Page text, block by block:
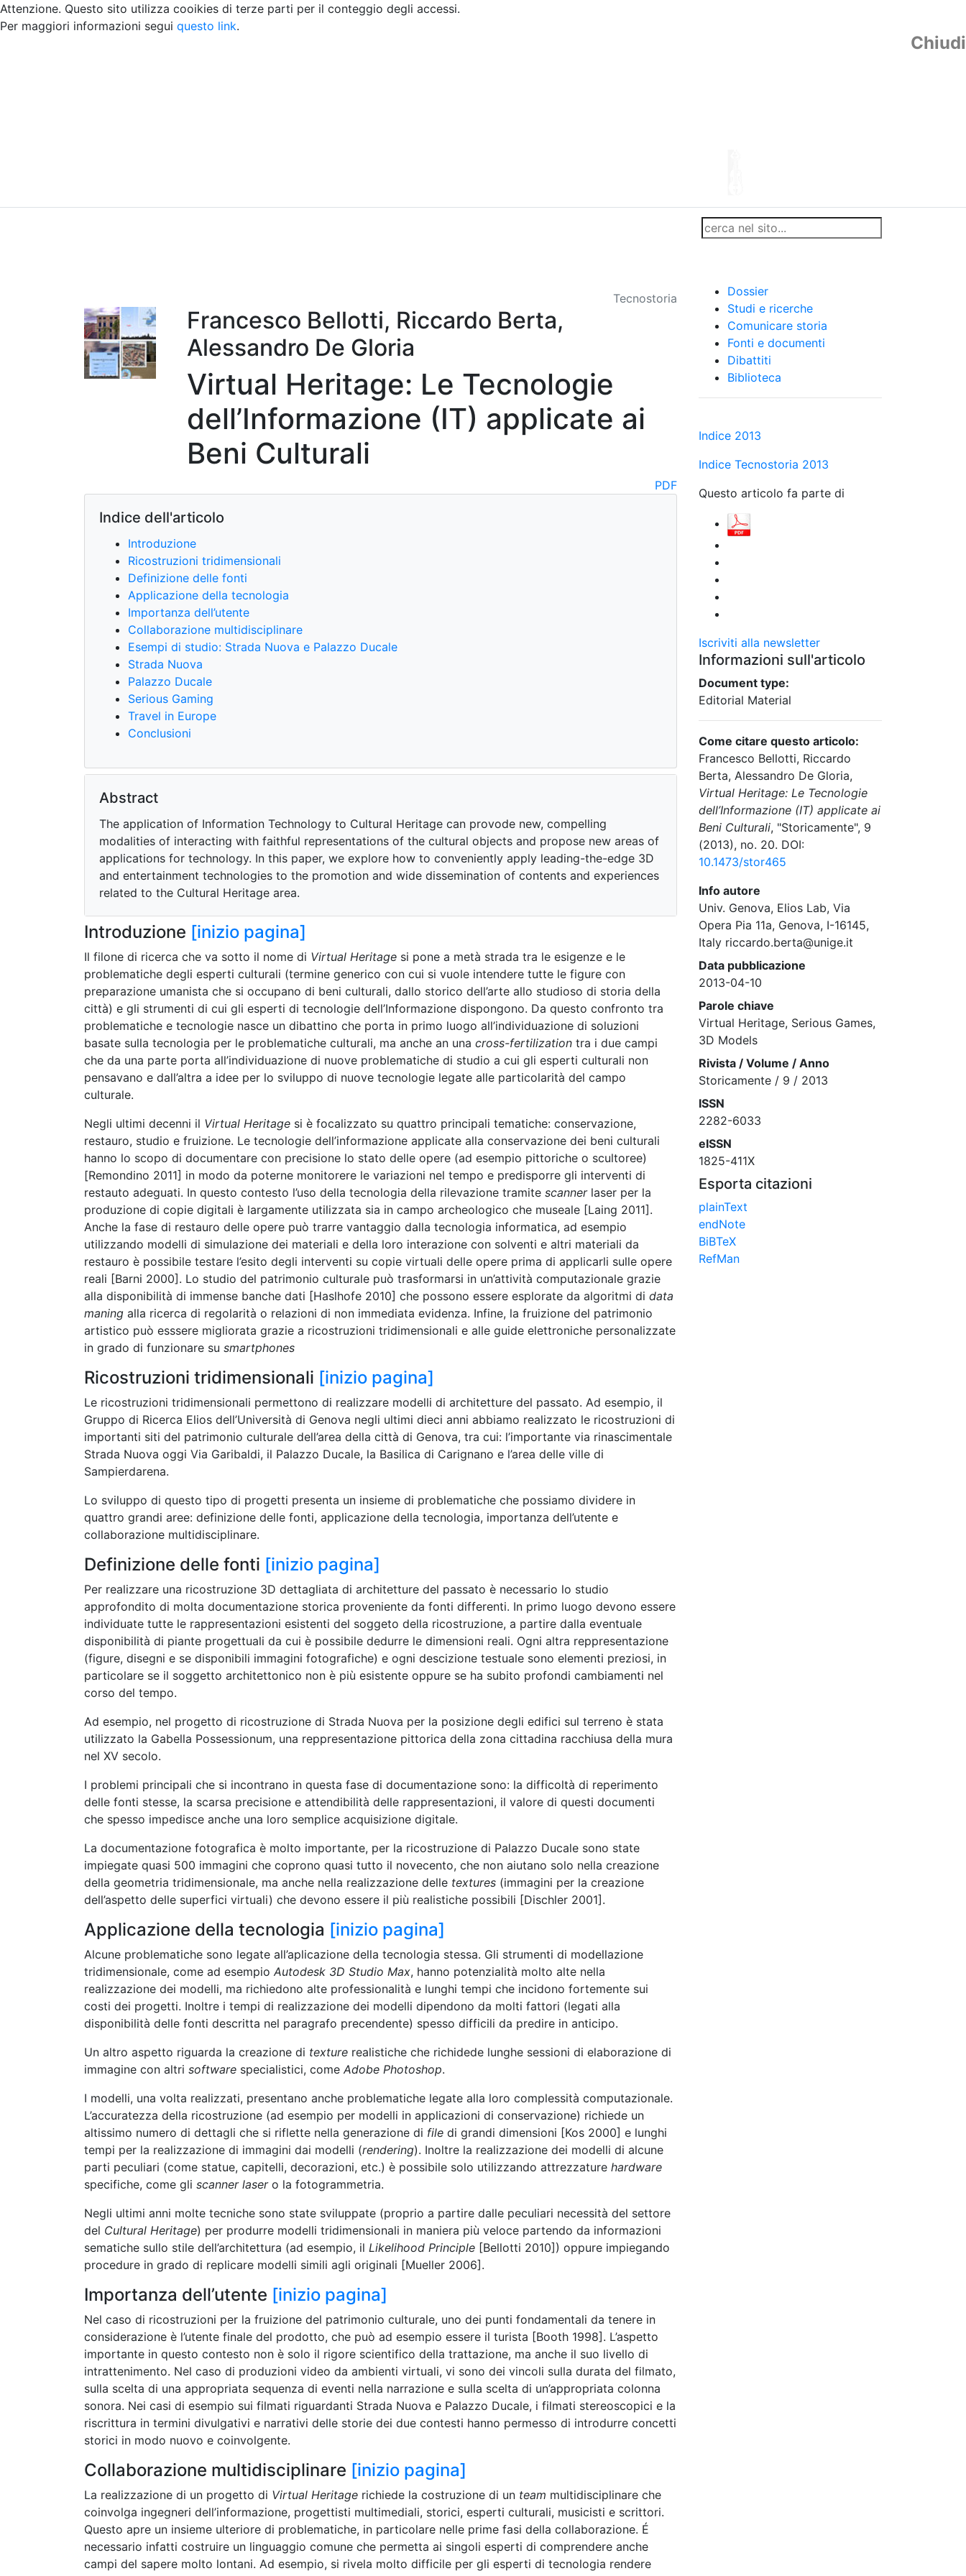
Attenzione. Questo sito utilizza cooikies di terze parti per il conteggio degli accessi.
Per maggiori informazioni segui questo link.
Chiudi
Tecnostoria
Francesco Bellotti, Riccardo Berta,
Alessandro De Gloria
Virtual Heritage: Le Tecnologie
dell’Informazione (IT) applicate ai
Beni Culturali
PDF
Indice dell'articolo
Introduzione
Ricostruzioni tridimensionali
Definizione delle fonti
Applicazione della tecnologia
Importanza dell’utente
Collaborazione multidisciplinare
Esempi di studio: Strada Nuova e Palazzo Ducale
Strada Nuova
Palazzo Ducale
Serious Gaming
Travel in Europe
Conclusioni
Abstract
The application of Information Technology to Cultural Heritage can provode new, compelling
modalities of interacting with faithful representations of the cultural objects and propose new areas of
applications for technology. In this paper, we explore how to conveniently apply leading-the-edge 3D
and entertainment technologies to the promotion and wide dissemination of contents and experiences
related to the Cultural Heritage area.
Introduzione [inizio pagina]
Il filone di ricerca che va sotto il nome di Virtual Heritage si pone a metà strada tra le esigenze e le
problematiche degli esperti culturali (termine generico con cui si vuole intendere tutte le figure con
preparazione umanista che si occupano di beni culturali, dallo storico dell’arte allo studioso di storia della
città) e gli strumenti di cui gli esperti di tecnologie dell’Informazione dispongono. Da questo confronto tra
problematiche e tecnologie nasce un dibattino che porta in primo luogo all’individuazione di soluzioni
basate sulla tecnologia per le problematiche culturali, ma anche an una cross-fertilization tra i due campi
che da una parte porta all’individuazione di nuove problematiche di studio a cui gli esperti culturali non
pensavano e dall’altra a idee per lo sviluppo di nuove tecnologie legate alle particolarità del campo
culturale.
Negli ultimi decenni il Virtual Heritage si è focalizzato su quattro principali tematiche: conservazione,
restauro, studio e fruizione. Le tecnologie dell’informazione applicate alla conservazione dei beni culturali
hanno lo scopo di documentare con precisione lo stato delle opere (ad esempio pittoriche o scultoree)
[Remondino 2011] in modo da poterne monitorere le variazioni nel tempo e predisporre gli interventi di
restauto adeguati. In questo contesto l’uso della tecnologia della rilevazione tramite scannerlaser per la
produzione di copie digitali è largamente utilizzata sia in campo archeologico che museale [Laing 2011].
Anche la fase di restauro delle opere può trarre vantaggio dalla tecnologia informatica, ad esempio
utilizzando modelli di simulazione dei materiali e della loro interazione con solventi e altri materiali da
restauro è possibile testare l’esito degli interventi su copie virtuali delle opere prima di applicarli sulle opere
reali [Barni 2000]. Lo studio del patrimonio culturale può trasformarsi in un’attività computazionale grazie
alla disponibilità di immense banche dati [Haslhofe 2010] che possono essere esplorate da algoritmi di data
maning alla ricerca di regolarità o relazioni di non immediata evidenza. Infine, la fruizione del patrimonio
artistico può esssere migliorata grazie a ricostruzioni tridimensionali e alle guide elettroniche personalizzate
in grado di funzionare su smartphones
Ricostruzioni tridimensionali [inizio pagina]
Le ricostruzioni tridimensionali permettono di realizzare modelli di architetture del passato. Ad esempio, il
Gruppo di Ricerca Elios dell’Università di Genova negli ultimi dieci anni abbiamo realizzato le ricostruzioni di
importanti siti del patrimonio culturale dell’area della città di Genova, tra cui: l’importante via rinascimentale
Strada Nuova oggi Via Garibaldi, il Palazzo Ducale, la Basilica di Carignano e l’area delle ville di
Sampierdarena.
Lo sviluppo di questo tipo di progetti presenta un insieme di problematiche che possiamo dividere in
quattro grandi aree: definizione delle fonti, applicazione della tecnologia, importanza dell’utente e
collaborazione multidisciplinare.
Definizione delle fonti [inizio pagina]
Per realizzare una ricostruzione 3D dettagliata di architetture del passato è necessario lo studio
approfondito di molta documentazione storica proveniente da fonti differenti. In primo luogo devono essere
individuate tutte le rappresentazioni esistenti del soggeto della ricostruzione, a partire dalla eventuale
disponibilità di piante progettuali da cui è possibile dedurre le dimensioni reali. Ogni altra reppresentazione
(figure, disegni e se disponibili immagini fotografiche) e ogni descizione testuale sono elementi preziosi, in
particolare se il soggetto architettonico non è più esistente oppure se ha subito profondi cambiamenti nel
corso del tempo.
Ad esempio, nel progetto di ricostruzione di Strada Nuova per la posizione degli edifici sul terreno è stata
utilizzato la Gabella Possessionum, una reppresentazione pittorica della zona cittadina racchiusa della mura
nel XV secolo.
I problemi principali che si incontrano in questa fase di documentazione sono: la difficoltà di reperimento
delle fonti stesse, la scarsa precisione e attendibilità delle rappresentazioni, il valore di questi documenti
che spesso impedisce anche una loro semplice acquisizione digitale.
La documentazione fotografica è molto importante, per la ricostruzione di Palazzo Ducale sono state
impiegate quasi 500 immagini che coprono quasi tutto il novecento, che non aiutano solo nella creazione
della geometria tridimensionale, ma anche nella realizzazione delle textures (immagini per la creazione
dell’aspetto delle superfici virtuali) che devono essere il più realistiche possibili [Dischler 2001].
Applicazione della tecnologia [inizio pagina]
Alcune problematiche sono legate all’aplicazione della tecnologia stessa. Gli strumenti di modellazione
tridimensionale, come ad esempio Autodesk 3D Studio Max, hanno potenzialità molto alte nella
realizzazione dei modelli, ma richiedono alte professionalità e lunghi tempi che incidono fortemente sui
costi dei progetti. Inoltre i tempi di realizzazione dei modelli dipendono da molti fattori (legati alla
disponibilità delle fonti descritta nel paragrafo precendente) spesso difficili da predire in anticipo.
Un altro aspetto riguarda la creazione di texture realistiche che richidede lunghe sessioni di elaborazione di
immagine con altri software specialistici, come Adobe Photoshop.
I modelli, una volta realizzati, presentano anche problematiche legate alla loro complessità computazionale.
L’accuratezza della ricostruzione (ad esempio per modelli in applicazioni di conservazione) richiede un
altissimo numero di dettagli che si riflette nella generazione di file di grandi dimensioni [Kos 2000] e lunghi
tempi per la realizzazione di immagini dai modelli (rendering). Inoltre la realizzazione dei modelli di alcune
parti peculiari (come statue, capitelli, decorazioni, etc.) è possibile solo utilizzando attrezzature hardware
specifiche, come gli scanner lasero la fotogrammetria.
Negli ultimi anni molte tecniche sono state sviluppate (proprio a partire dalle peculiari necessità del settore
del Cultural Heritage) per produrre modelli tridimensionali in maniera più veloce partendo da informazioni
sematiche sullo stile dell’architettura (ad esempio, il Likelihood Principle [Bellotti 2010]) oppure impiegando
procedure in grado di replicare modelli simili agli originali [Mueller 2006].
Importanza dell’utente [inizio pagina]
Nel caso di ricostruzioni per la fruizione del patrimonio culturale, uno dei punti fondamentali da tenere in
considerazione è l’utente finale del prodotto, che può ad esempio essere il turista [Booth 1998]. L’aspetto
importante in questo contesto non è solo il rigore scientifico della trattazione, ma anche il suo livello di
intrattenimento. Nel caso di produzioni video da ambienti virtuali, vi sono dei vincoli sulla durata del filmato,
sulla scelta di una appropriata sequenza di eventi nella narrazione e sulla scelta di un’appropriata colonna
sonora. Nei casi di esempio sui filmati riguardanti Strada Nuova e Palazzo Ducale, i filmati stereoscopici e la
riscrittura in termini divulgativi e narrativi delle storie dei due contesti hanno permesso di introdurre concetti
storici in modo nuovo e coinvolgente.
Collaborazione multidisciplinare [inizio pagina]
La realizzazione di un progetto di Virtual Heritage richiede la costruzione di un team multidisciplinare che
coinvolga ingegneri dell’informazione, progettisti multimediali, storici, esperti culturali, musicisti e scrittori.
Questo apre un insieme ulteriore di problematiche, in particolare nelle prime fasi della collaborazione. É
necessario infatti costruire un linguaggio comune che permetta ai singoli esperti di comprendere anche
campi del sapere molto lontani. Ad esempio, si rivela molto difficile per gli esperti di tecnologia rendere
Dossier
Studi e ricerche
Comunicare storia
Fonti e documenti
Dibattiti
Biblioteca
Indice 2013
Indice Tecnostoria 2013
Questo articolo fa parte di
Iscriviti alla newsletter
Informazioni sull'articolo
Document type:
Editorial Material
Come citare questo articolo:
Francesco Bellotti, Riccardo
Berta, Alessandro De Gloria,
Virtual Heritage: Le Tecnologie
dell’Informazione (IT) applicate ai
Beni Culturali, "Storicamente", 9
(2013), no. 20. DOI:
10.1473/stor465
Info autore
Univ. Genova, Elios Lab, Via
Opera Pia 11a, Genova, I-16145,
Italy riccardo.berta@unige.it
Data pubblicazione
2013-04-10
Parole chiave
Virtual Heritage, Serious Games,
3D Models
Rivista / Volume / Anno
Storicamente / 9 / 2013
ISSN
2282-6033
eISSN
1825-411X
Esporta citazioni
plainText
endNote
BiBTeX
RefMan